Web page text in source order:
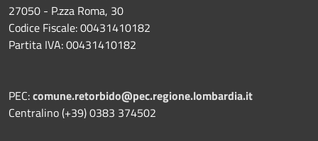
27050 - P.zza Roma, 30
Codice Fiscale: 00431410182
Partita IVA: 00431410182
PEC:comune.retorbido@pec.regione.lombardia.it
Centralino (+39) 0383 374502